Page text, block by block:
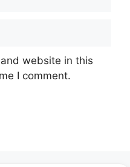
website in this
I comment.